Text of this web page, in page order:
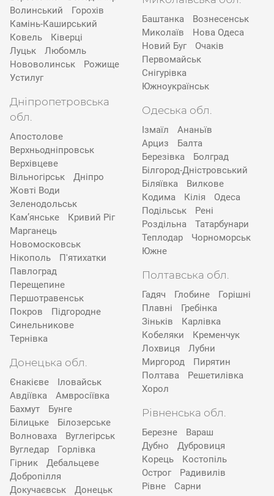
Волинський
Горохів
Камінь-Каширський
Ковель
Ківерці
Луцьк
Любомль
Нововолинськ
Рожище
Устилуг
Дніпропетровська
обл.
Апостолове
Верхньодніпровськ
Верхівцеве
Вільногірськ
Дніпро
Жовті Води
Зеленодольськ
Кам’янське
Кривий Ріг
Марганець
Новомосковськ
Нікополь
П'ятихатки
Павлоград
Перещепине
Першотравенськ
Покров
Підгородне
Синельникове
Тернівка
Донецька обл.
Єнакієве
Іловайськ
Авдіївка
Амвросіївка
Бахмут
Бунге
Білицьке
Білозерське
Волноваха
Вуглегірськ
Вугледар
Горлівка
Гірник
Дебальцеве
Добропілля
Докучаєвськ
Донецьк
Баштанка
Вознесенськ
Миколаїв
Нова Одеса
Новий Буг
Очаків
Первомайськ
Снігурівка
Южноукраїнськ
Одеська обл.
Ізмаїл
Ананьїв
Арциз
Балта
Березівка
Болград
Білгород-Дністровський
Біляївка
Вилкове
Кодима
Кілія
Одеса
Подільськ
Рені
Роздільна
Татарбунари
Теплодар
Чорноморськ
Южне
Полтавська обл.
Гадяч Глобине
Горішні
Плавні
Гребінка
Зіньків
Карлівка
Кобеляки
Кременчук
Лохвиця
Лубни
Миргород
Пирятин
Полтава
Решетилівка
Хорол
Рівненська обл.
Березне
Вараш
Дубно
Дубровиця
Корець
Костопіль
Острог
Радивилів
Рівне
Сарни